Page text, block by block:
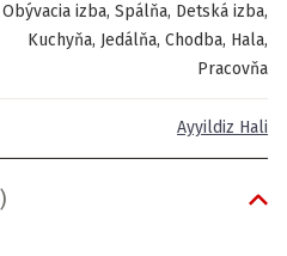
Obývacia izba, Spálňa, Detská izba,
Kuchyňa, Jedálňa, Chodba, Hala,
Pracovňa
Ayyildiz Hali
)